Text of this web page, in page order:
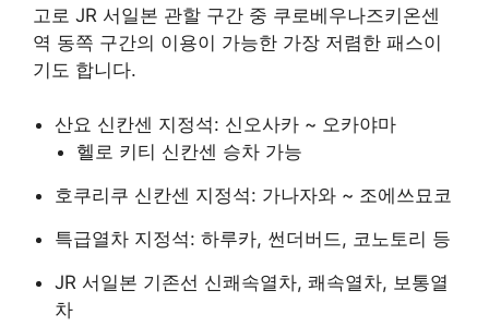
고로 JR 서일본 관할 구간 중 쿠로베우나즈키온센
역 동쪽 구간의 이용이 가능한 가장 저렴한 패스이
기도 합니다.
산요 신칸센 지정석: 신오사카 ~ 오카야마
헬로 키티 신칸센 승차 가능
호쿠리쿠 신칸센 지정석: 가나자와 ~ 조에쓰묘코
특급열차 지정석: 하루카, 썬더버드, 코노토리 등
JR 서일본 기존선 신쾌속열차, 쾌속열차, 보통열
차